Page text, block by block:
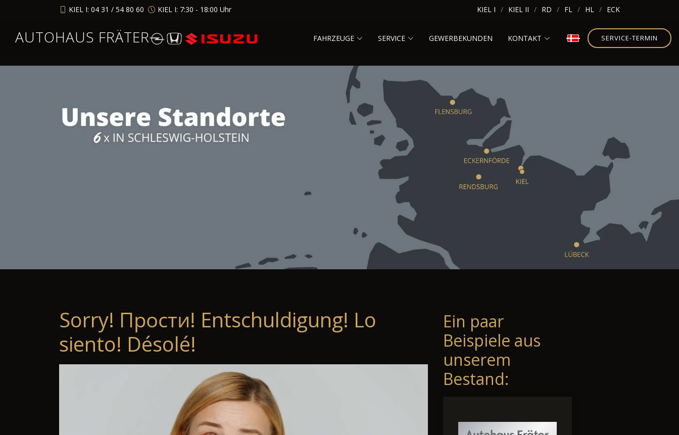
KIEL I: 04 31 / 54 80 60 KIEL I: 7:30 - 18:00 Uhr KIEL I KIEL II RD FL HL ECK
AUTOHAUS FRÄTER FAHRZEUGE SERVICE GEWERBEKUNDEN KONTAKT SERVICE-TERMIN
Sorry! Прости! Entschuldigung! Lo
siento! Désolé!
Ein paar
Beispiele aus
unserem
Bestand: